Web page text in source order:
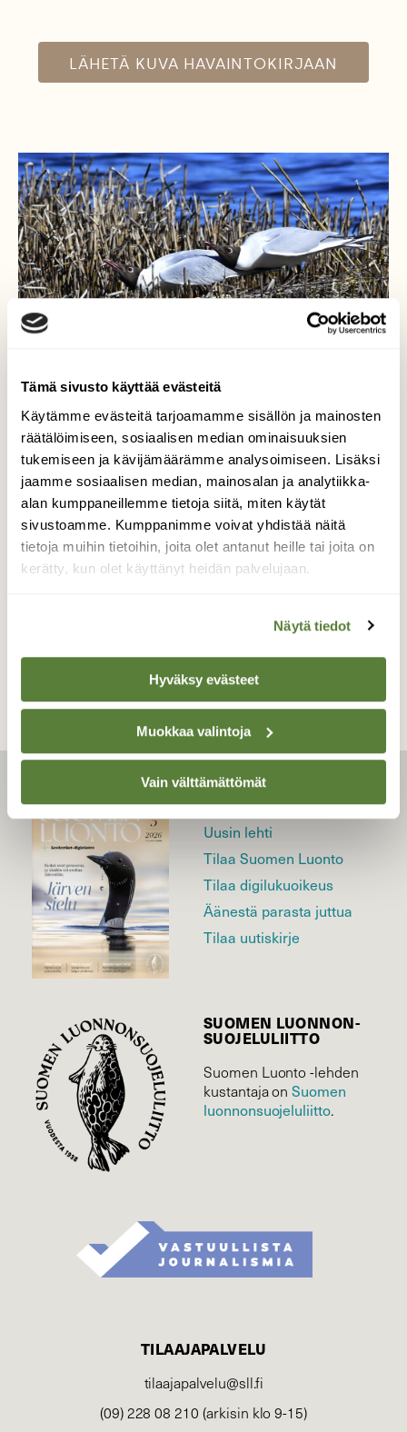
Tämä sivusto käyttää evästeitä
Käytämme evästeitä tarjoamamme sisällön ja mainosten
räätälöimiseen, sosiaalisen median ominaisuuksien
tukemiseen ja kävijämäärämme analysoimiseen. Lisäksi
jaamme sosiaalisen median, mainosalan ja analytiikka-
alan kumppaneillemme tietoja siitä, miten käytät
sivustoamme. Kumppanimme voivat yhdistää näitä
tietoja muihin tietoihin, joita olet antanut heille tai joita on
kerätty, kun olet käyttänyt heidän palvelujaan.
Näytä tiedot
Hyväksy evästeet
Muokkaa valintoja
Vain välttämättömät
LÄHETÄ KUVA HAVAINTOKIRJAAN
Naurulokit
Vaara uhkaa yläilmoista.
Valokuvaaja: Markku Pelkonen, Jyväskylä
12.05.2025
TAKAISIN LISTAAN
LEHTI
Uusin lehti
Tilaa Suomen Luonto
Tilaa digilukuoikeus
Äänestä parasta juttua
Tilaa uutiskirje
SUOMEN LUONNON­
SUOJELU­LIITTO
Suomen Luonto -lehden
kustantaja onSuomen
luonnonsuojelu­liitto.
TILAAJAPALVELU
tilaajapalvelu@sll.fi
(09) 228 08 210 (arkisin klo 9-15)